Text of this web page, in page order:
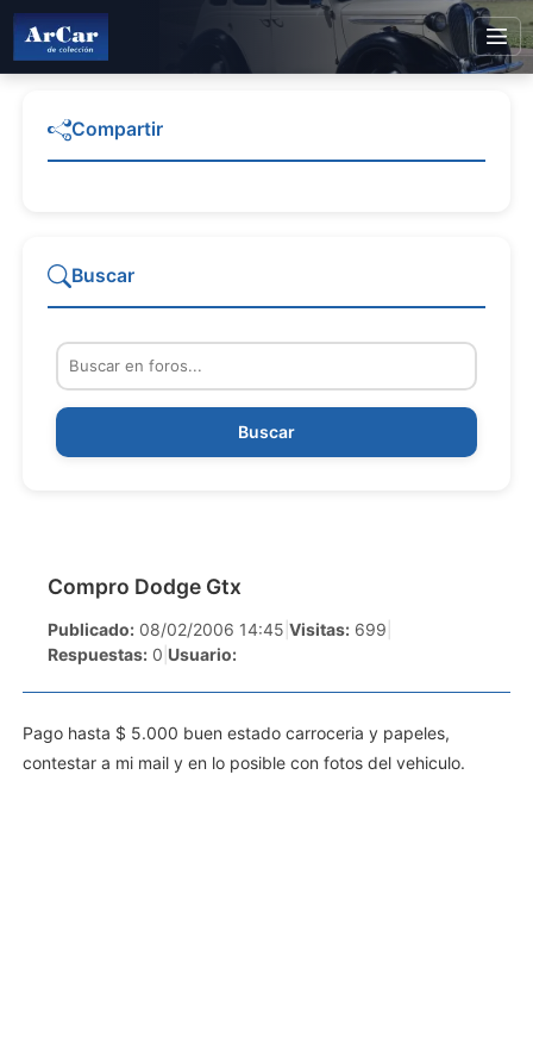
Compro Dodge Gtx
Publicado: 08/02/2006 14:45 Visitas: 699
Respuestas: 0 Usuario:
Pago hasta $ 5.000 buen estado carroceria y papeles,
contestar a mi mail y en lo posible con fotos del vehiculo.
Compartir
Buscar
Buscar